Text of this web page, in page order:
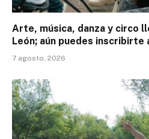
Arte, música, danza y circo
León; aún puedes
7 agosto, 2026